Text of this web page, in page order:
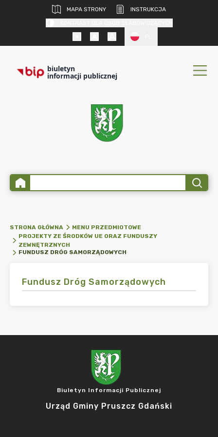
MAPA STRONY
INSTRUKCJA
biuletyn
informacji publicznej
STRONA GŁÓWNA
MENU PRZEDMIOTOWE
PROJEKTY ZE ŚRODKÓW UE ORAZ FUNDUSZY
ZEWNĘTRZNYCH
FUNDUSZ DRÓG SAMORZĄDOWYCH
Fundusz Dróg Samorządowych
Biuletyn Informacji Publicznej
Urząd Gminy Pruszcz Gdański